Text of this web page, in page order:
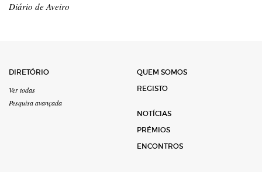
Diário de Aveiro
DIRETÓRIO
Ver todas
Pesquisa avançada
QUEM SOMOS
REGISTO
NOTÍCIAS
PRÉMIOS
ENCONTROS